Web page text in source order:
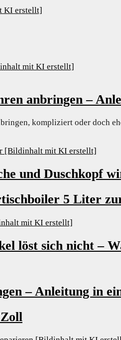
anbringen –
kompliziert oder doch
und Duschkopf
5 Liter
löst sich nicht –
– Anleitung in